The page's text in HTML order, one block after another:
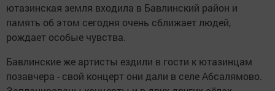
ютазинская земля входила в Бавлинский район и
память об этом сегодня очень сближает людей,
рождает особые чувства.
Бавлинские же артисты ездили в гости к ютазинцам
позавчера - свой концерт они дали в селе Абсалямово.